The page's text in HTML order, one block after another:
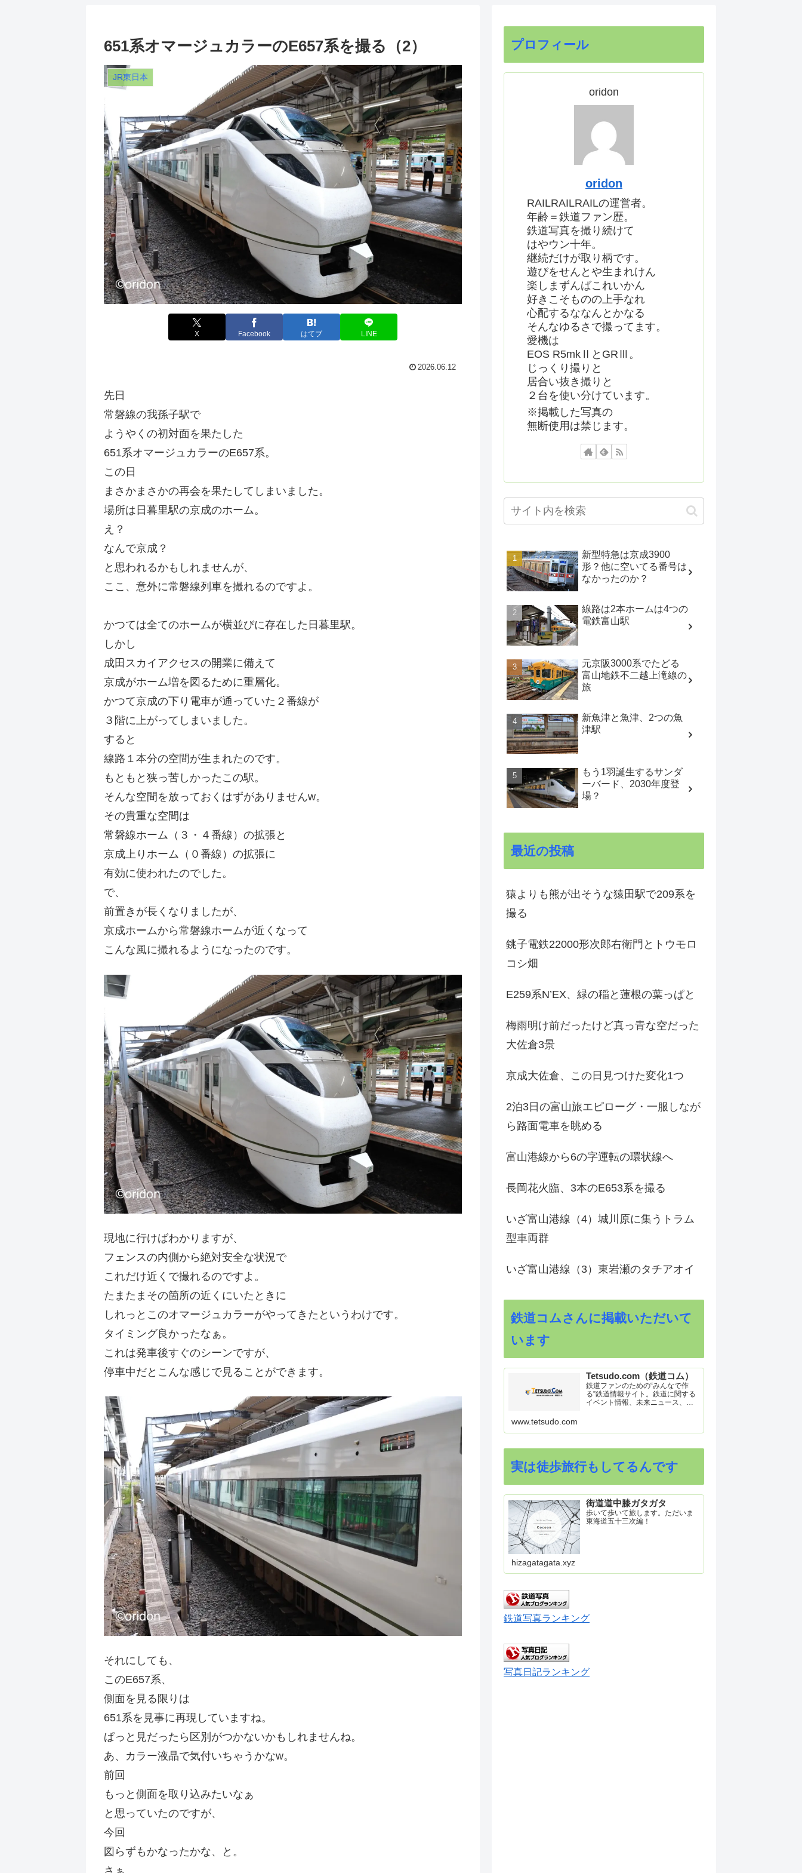
651系オマージュカラーのE657系を撮る（2）
JR東日本
X Facebook はてブ LINE
2026.06.12
先日
常磐線の我孫子駅で
ようやくの初対面を果たした
651系オマージュカラーのE657系。
この日
まさかまさかの再会を果たしてしまいました。
場所は日暮里駅の京成のホーム。
え？
なんで京成？
と思われるかもしれませんが、
ここ、意外に常磐線列車を撮れるのですよ。
かつては全てのホームが横並びに存在した日暮里駅。
しかし
成田スカイアクセスの開業に備えて
京成がホーム増を図るために重層化。
かつて京成の下り電車が通っていた２番線が
３階に上がってしまいました。
すると
線路１本分の空間が生まれたのです。
もともと狭っ苦しかったこの駅。
そんな空間を放っておくはずがありませんw。
その貴重な空間は
常磐線ホーム（３・４番線）の拡張と
京成上りホーム（０番線）の拡張に
有効に使われたのでした。
で、
前置きが長くなりましたが、
京成ホームから常磐線ホームが近くなって
こんな風に撮れるようになったのです。
現地に行けばわかりますが、
フェンスの内側から絶対安全な状況で
これだけ近くで撮れるのですよ。
たまたまその箇所の近くにいたときに
しれっとこのオマージュカラーがやってきたというわけです。
タイミング良かったなぁ。
これは発車後すぐのシーンですが、
停車中だとこんな感じで見ることができます。
それにしても、
このE657系、
側面を見る限りは
651系を見事に再現していますね。
ぱっと見だったら区別がつかないかもしれませんね。
あ、カラー液晶で気付いちゃうかなw。
前回
もっと側面を取り込みたいなぁ
と思っていたのですが、
今回
図らずもかなったかな、と。
さぁ
プロフィール
oridon
oridon
RAILRAILRAILの運営者。
年齢＝鉄道ファン歴。
鉄道写真を撮り続けて
はやウン十年。
継続だけが取り柄です。
遊びをせんとや生まれけん
楽しまずんばこれいかん
好きこそものの上手なれ
心配するななんとかなる
そんなゆるさで撮ってます。
愛機は
EOS R5mkⅡとGRⅢ。
じっくり撮りと
居合い抜き撮りと
２台を使い分けています。
※掲載した写真の
無断使用は禁じます。
新型特急は京成3900
形？他に空いてる番号は
なかったのか？
線路は2本ホームは4つの
電鉄富山駅
元京阪3000系でたどる
富山地鉄不二越上滝線の
旅
新魚津と魚津、2つの魚
津駅
もう1羽誕生するサンダ
ーバード、2030年度登
場？
最近の投稿
猿よりも熊が出そうな猿田駅で209系を
撮る
銚子電鉄22000形次郎右衛門とトウモロ
コシ畑
E259系N’EX、緑の稲と蓮根の葉っぱと
梅雨明け前だったけど真っ青な空だった
大佐倉3景
京成大佐倉、この日見つけた変化1つ
2泊3日の富山旅エピローグ・一服しなが
ら路面電車を眺める
富山港線から6の字運転の環状線へ
長岡花火臨、3本のE653系を撮る
いざ富山港線（4）城川原に集うトラム
型車両群
いざ富山港線（3）東岩瀬のタチアオイ
鉄道コムさんに掲載いただいて
います
Tetsudo.com（鉄道コム）
鉄道ファンのための“みんなで作
る”鉄道情報サイト。鉄道に関する
イベント情報、未来ニュース、車
ク集や、参加型ゲーム「駅つなゲ
www.tetsudo.com
実は徒歩旅行もしてるんです
街道道中膝ガタガタ
歩いて歩いて旅します。ただいま
東海道五十三次編！
hizagatagata.xyz
鉄道写真ランキング
写真日記ランキング